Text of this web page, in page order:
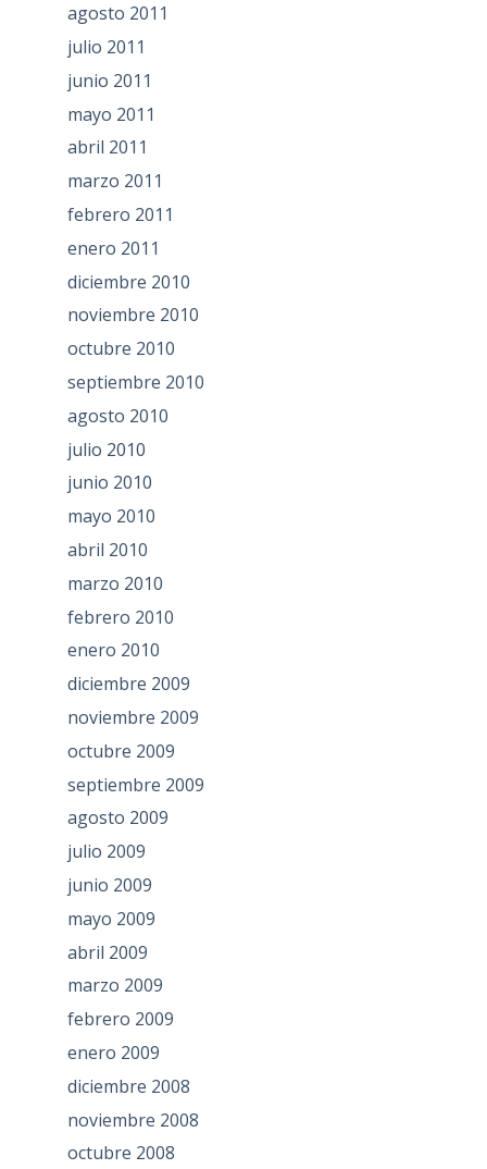
agosto 2011
julio 2011
junio 2011
mayo 2011
abril 2011
marzo 2011
febrero 2011
enero 2011
diciembre 2010
noviembre 2010
octubre 2010
septiembre 2010
agosto 2010
julio 2010
junio 2010
mayo 2010
abril 2010
marzo 2010
febrero 2010
enero 2010
diciembre 2009
noviembre 2009
octubre 2009
septiembre 2009
agosto 2009
julio 2009
junio 2009
mayo 2009
abril 2009
marzo 2009
febrero 2009
enero 2009
diciembre 2008
noviembre 2008
octubre 2008